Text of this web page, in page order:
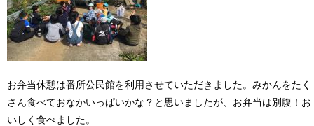
お弁当休憩は番所公民館を利用させていただきました。みかんをたく
さん食べておなかいっぱいかな？と思いましたが、お弁当は別腹！お
いしく食べました。